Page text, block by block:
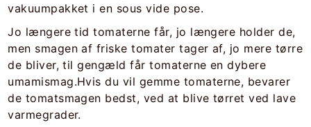
vakuumpakket i en sous vide pose.
Jo længere tid tomaterne får, jo længere holder de,
men smagen af friske tomater tager af, jo mere tørre
de bliver, til gengæld får tomaterne en dybere
umamismag.Hvis du vil gemme tomaterne, bevarer
de tomatsmagen bedst, ved at blive tørret ved lave
varmegrader.